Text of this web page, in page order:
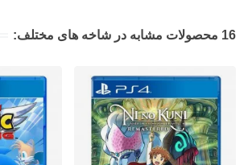
16 محصولات مشابه در شاخه های مختلف: